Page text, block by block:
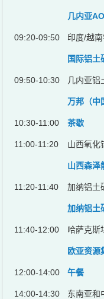
几内亚
09:20-09:50 印度/越
国际铝土
09:50-10:30 几内亚铝
万邦（中
10:30-11:00 茶歇
11:00-11:20 山西氧化
山西森泽
11:20-11:40 加纳铝土
加纳铝土
11:40-12:00 哈萨克斯
欧亚资源
12:00-14:00 午餐
14:00-14:30 东南亚和